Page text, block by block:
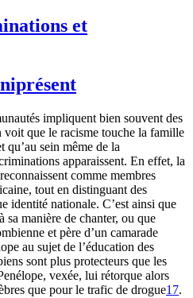
et
impliquent bien souvent des
voit que le racisme touche la famille
sein même de la
apparaissent. En effet, la
comme membres
tout en distinguant des
identité nationale. C’est ainsi que
manière de chanter, ou que
et père d’un camarade
au sujet de l’éducation des
sont plus protecteurs que les
vexée, lui rétorque alors
que pour le trafic de drogue17.